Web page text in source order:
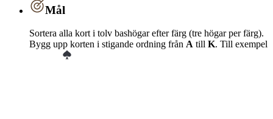
Mål
Sortera alla kort i tolv bashögar efter färg (tre högar per färg).
Bygg upp korten i stigande ordning från A till K. Till exempel